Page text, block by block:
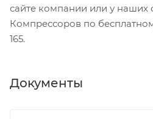
сайте компании или у наших
Компрессоров по
165.
Документы